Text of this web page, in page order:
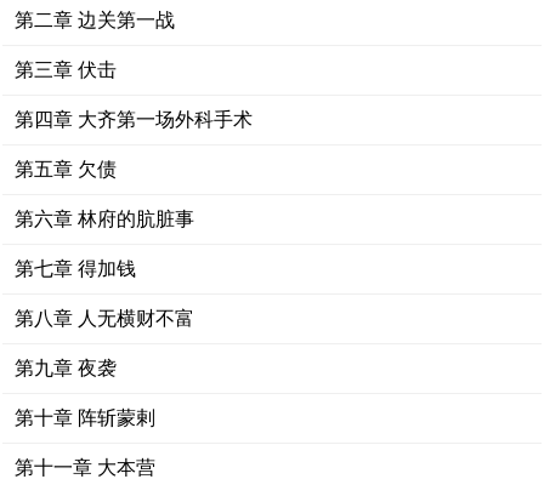
第二章 边关第一战
第三章 伏击
第四章 大齐第一场外科手术
第五章 欠债
第六章 林府的肮脏事
第七章 得加钱
第八章 人无横财不富
第九章 夜袭
第十章 阵斩蒙剌
第十一章 大本营